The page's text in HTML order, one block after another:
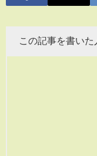
この記事を書いた